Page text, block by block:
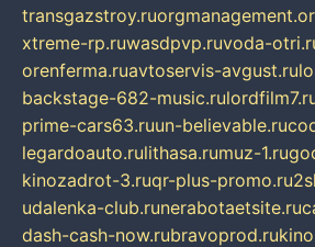
transgazstroy.ru
xtreme-rp.ruwasdpvp.ruvoda-
orenferma.ruavtoservis-avgust.ru
backstage-682-music.ru
prime-cars63.ruun-believable.ru
legardoauto.rulithasa.rumuz-1.ru
kinozadrot-3.ruqr-plus-promo.ru
udalenka-club.runerabotaetsite.ru
dash-cash-now.rubravoprod.ru